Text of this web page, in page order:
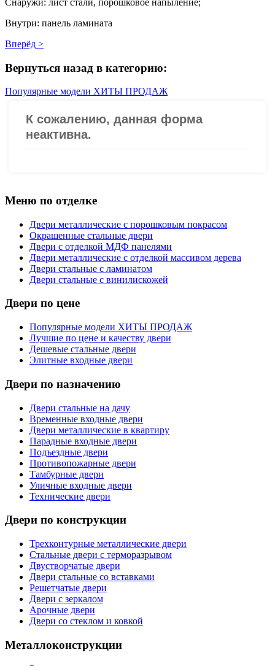
Внутри: панель ламината
Вперёд >
Вернуться назад в категорию:
Популярные модели ХИТЫ ПРОДАЖ
Меню по отделке
Двери металлические с порошковым покрасом
Окрашенные стальные двери
Двери с отделкой МДФ панелями
Двери металлические с отделкой массивом дерева
Двери стальные с ламинатом
Двери стальные с винилискожей
Двери по цене
Популярные модели ХИТЫ ПРОДАЖ
Лучшие по цене и качеству двери
Дешевые стальные двери
Элитные входные двери
Двери по назначению
Двери стальные на дачу
Временные входные двери
Двери металлические в квартиру
Парадные входные двери
Подъездные двери
Противопожарные двери
Тамбурные двери
Уличные входные двери
Технические двери
Двери по конструкции
Трехконтурные металлические двери
Стальные двери с терморазрывом
Двустворчатые двери
Двери стальные со вставками
Решетчатые двери
Двери с зеркалом
Арочные двери
Двери со стеклом и ковкой
Металлоконструкции